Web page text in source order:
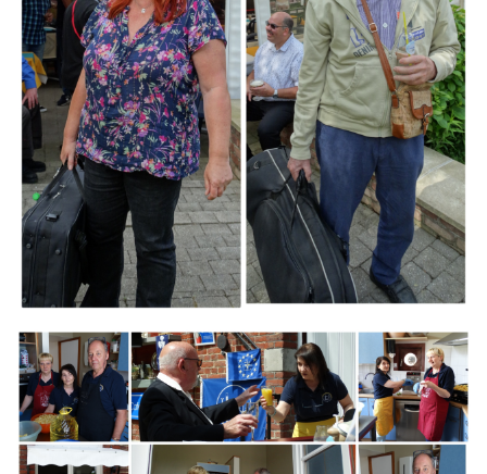
Branding
ARMCHAIR